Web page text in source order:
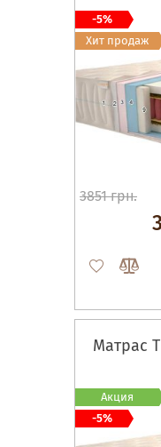
3851 грн.
-5%
Хит продаж
Матрас
Акция
-5%